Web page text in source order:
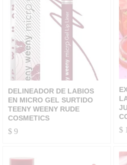
DELINEADOR DE LABIOS
EN MICRO GEL SURTIDO
TEENY WEENY RUDE
COSMETICS
$ 9 $